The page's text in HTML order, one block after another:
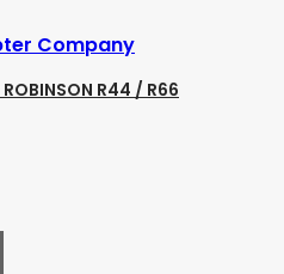
Company
R44 / R66